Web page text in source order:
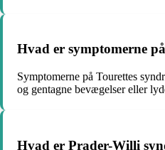
Hvad er symptomerne
Symptomerne på Tourettes
og gentagne bevægelser eller
Hvad er Prader-Willi